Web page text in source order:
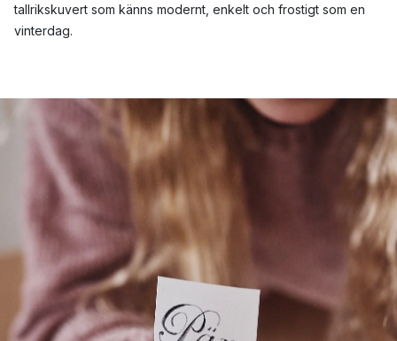
tallrikskuvert som känns modernt, enkelt och frostigt som en
vinterdag.